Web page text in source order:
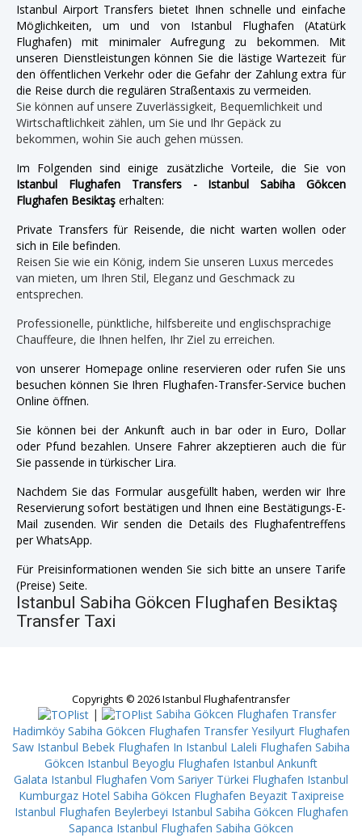
Istanbul Airport Transfers bietet Ihnen schnelle und einfache
Möglichkeiten, um und von Istanbul Flughafen (Atatürk
Flughafen) mit minimaler Aufregung zu bekommen. Mit
unseren Dienstleistungen können Sie die lästige Wartezeit für
den öffentlichen Verkehr oder die Gefahr der Zahlung extra für
die Reise durch die regulären Straßentaxis zu vermeiden.
Sie können auf unsere Zuverlässigkeit, Bequemlichkeit und
Wirtschaftlichkeit zählen, um Sie und Ihr Gepäck zu
bekommen, wohin Sie auch gehen müssen.
Im Folgenden sind einige zusätzliche Vorteile, die Sie von
Istanbul Flughafen Transfers - Istanbul Sabiha Gökcen
Flughafen Besiktaş erhalten:
Private Transfers für Reisende, die nicht warten wollen oder
sich in Eile befinden.
Reisen Sie wie ein König, indem Sie unseren Luxus mercedes
van mieten, um Ihren Stil, Eleganz und Geschmack zu
entsprechen.
Professionelle, pünktliche, hilfsbereite und englischsprachige
Chauffeure, die Ihnen helfen, Ihr Ziel zu erreichen.
von unserer Homepage online reservieren oder rufen Sie uns
besuchen können Sie Ihren Flughafen-Transfer-Service buchen
Online öffnen.
Sie können bei der Ankunft auch in bar oder in Euro, Dollar
oder Pfund bezahlen. Unsere Fahrer akzeptieren auch die für
Sie passende in türkischer Lira.
Nachdem Sie das Formular ausgefüllt haben, werden wir Ihre
Reservierung sofort bestätigen und Ihnen eine Bestätigungs-E-
Mail zusenden. Wir senden die Details des Flughafentreffens
per WhatsApp.
Für Preisinformationen wenden Sie sich bitte an unsere Tarife
(Preise) Seite.
Istanbul Sabiha Gökcen Flughafen Besiktaş
Transfer Taxi
Copyrights © 2026 Istanbul Flughafentransfer
|
Sabiha Gökcen Flughafen Transfer
Hadimköy Sabiha Gökcen Flughafen Transfer Yesilyurt Flughafen
Saw Istanbul Bebek Flughafen In Istanbul Laleli Flughafen Sabiha
Gökcen Istanbul Beyoglu Flughafen Istanbul Ankunft
Galata Istanbul Flughafen Vom Sariyer Türkei Flughafen Istanbul
Kumburgaz Hotel Sabiha Gökcen Flughafen Beyazit Taxipreise
Istanbul Flughafen Beylerbeyi Istanbul Sabiha Gökcen Flughafen
Sapanca Istanbul Flughafen Sabiha Gökcen